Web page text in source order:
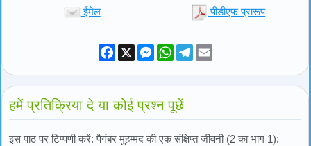
ईमेल पीडीएफ प्रारूप
Facebook
X Messenger
WhatsApp
Telegram
हमें प्रतिक्रिया दे या कोई प्रश्न पूछें
इस पाठ पर टिप्पणी करें: पैगंबर मुहम्मद की एक संक्षिप्त जीवनी (2 का भाग 1):